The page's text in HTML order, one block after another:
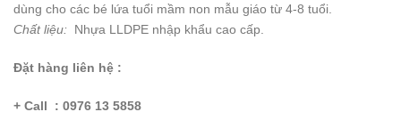
dùng cho các bé lứa tuổi mầm non mẫu giáo từ 4-8 tuổi.
Chất liệu: Nhựa LLDPE nhập khẩu cao cấp.
Đặt hàng liên hệ :
+ Call : 0976 13 5858